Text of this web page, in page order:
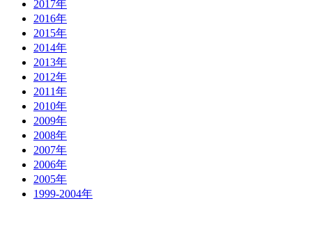
2017年
2016年
2015年
2014年
2013年
2012年
2011年
2010年
2009年
2008年
2007年
2006年
2005年
1999-2004年